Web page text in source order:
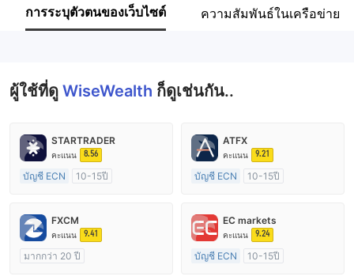
ชื่อบริษัท
การระบุตัวตนของเว็บไซต์ ความสัมพันธ์ในเครือข่าย
ผู้ใช้ที่ดู WiseWealth ก็ดูเช่นกัน..
STARTRADER
คะแนน 8.56
บัญชี ECN
10-15ปี
ใบอนุญาต MT4 แบบเต็ม
ATFX
คะแนน 9.21
บัญชี ECN
10-15ปี
ใบอนุญาต MT4 แบบเต็ม
FXCM
คะแนน 9.41
มากกว่า 20 ปี
EC markets
คะแนน 9.24
บัญชี ECN
10-15ปี